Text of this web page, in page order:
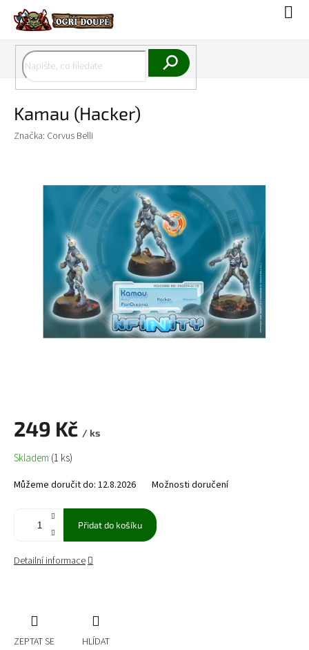
obsah
Kamau (Hacker)
Značka: Corvus Belli
249 Kč / ks
Měrná
cena:
Skladem (1 ks)
Můžeme doručit do: 12.8.2026 Možnosti doručení
Přidat do košíku
Detailní informace
ZEPTAT SE HLÍDAT